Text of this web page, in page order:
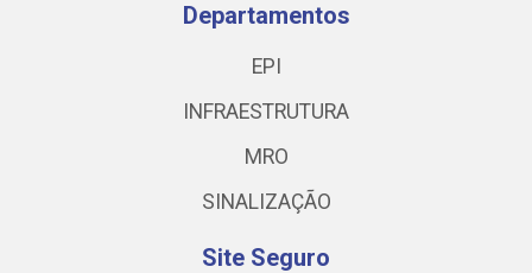
Departamentos
EPI
INFRAESTRUTURA
MRO
SINALIZAÇÃO
Site Seguro